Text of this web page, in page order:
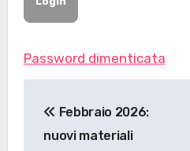
Password dimenticata
articoli
Febbraio 2026:
nuovi materiali